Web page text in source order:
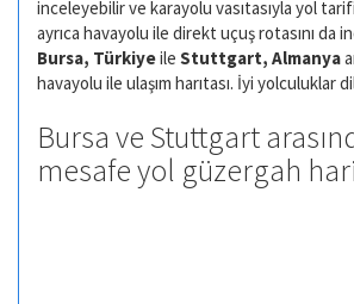
inceleyebilir ve karayolu vasıtasıyla yol
ayrıca havayolu ile direkt uçuş rotasını da
Bursa, Türkiyeile Stuttgart, Almanya
havayolu ile ulaşım harıtası. İyi yolculuklar
Bursa ve Stuttgart
mesafe yol güzergah